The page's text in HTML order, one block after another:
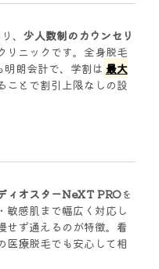
、 少人数制のカウンセリ
リニックです。全身脱毛
朗会計で、学割は 最大
ことで割引上限なしの設
ィオスターNeXT PROを
敏感肌まで幅広く対応し
せず通えるのが特徴。看
医療脱毛でも安心して相